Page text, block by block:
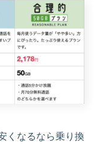
くなるなら乗り換